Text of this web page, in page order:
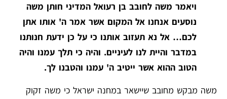
ויאמר משה לחובב בן רעואל המדיני חותן משה
נוסעים אנחנו אל המקום אשר אמר ה' אותו אתן
לכם… אל נא תעזוב אותנו כי על כן ידעת חנותנו
במדבר והיית לנו לעיניים. והיה כי תלך עמנו והיה
הטוב ההוא אשר ייטיב ה' עמנו והטבנו לך.
משה מבקש מחובב שיישאר במחנה ישראל כי משה זקוק